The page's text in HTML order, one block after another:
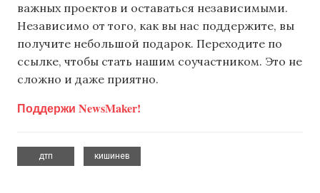
важных проектов и оставаться независимыми.
Независимо от того, как вы нас поддержите, вы
получите небольшой подарок. Переходите по
ссылке, чтобы стать нашим соучастником. Это не
сложно и даже приятно.
Поддержи NewsMaker!
дтп
кишинев